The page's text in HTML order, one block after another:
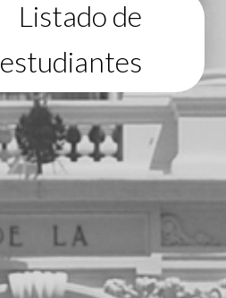
Listado de
estudiantes